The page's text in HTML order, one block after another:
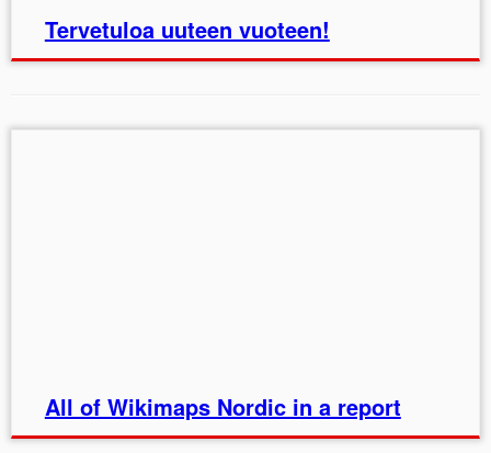
Tervetuloa uuteen vuoteen!
All of Wikimaps Nordic in a report